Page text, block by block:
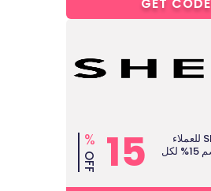
15
%
OFF
كود خصم SHEIN للعملاء
الجدد بقيمة خصم 15% لكل